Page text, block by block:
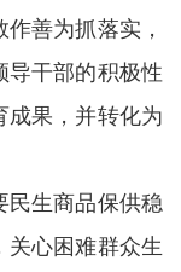
善为抓落实，
导干部的积极性
成果，并转化为
民生商品保供稳
关心困难群众生